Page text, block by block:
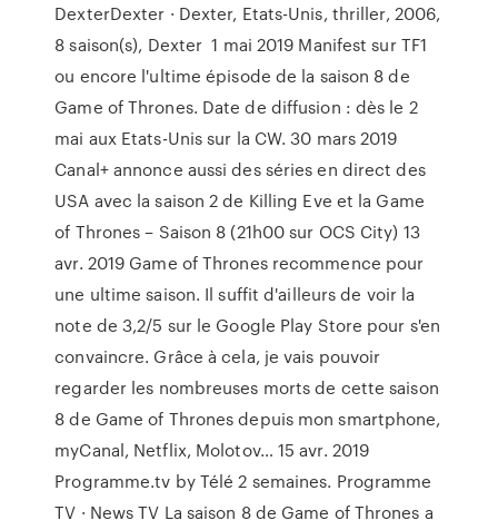
DexterDexter · Dexter, Etats-Unis, thriller, 2006,
8 saison(s), Dexter 1 mai 2019 Manifest sur TF1
ou encore l'ultime épisode de la saison 8 de
Game of Thrones. Date de diffusion : dès le 2
mai aux Etats-Unis sur la CW. 30 mars 2019
Canal+ annonce aussi des séries en direct des
USA avec la saison 2 de Killing Eve et la Game
of Thrones – Saison 8 (21h00 sur OCS City) 13
avr. 2019 Game of Thrones recommence pour
une ultime saison. Il suffit d'ailleurs de voir la
note de 3,2/5 sur le Google Play Store pour s'en
convaincre. Grâce à cela, je vais pouvoir
regarder les nombreuses morts de cette saison
8 de Game of Thrones depuis mon smartphone,
myCanal, Netflix, Molotov… 15 avr. 2019
Programme.tv by Télé 2 semaines. Programme
TV · News TV La saison 8 de Game of Thrones a